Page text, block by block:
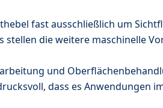
fast ausschließlich um
die weitere maschinelle
und
dass es Anwendungen